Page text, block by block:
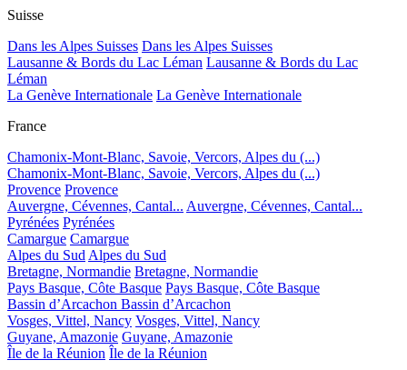
Suisse
Dans les Alpes Suisses Dans les Alpes Suisses
Lausanne & Bords du Lac Léman Lausanne & Bords du Lac
Léman
La Genève Internationale La Genève Internationale
France
Chamonix-Mont-Blanc, Savoie, Vercors, Alpes du (...)
Chamonix-Mont-Blanc, Savoie, Vercors, Alpes du (...)
Provence Provence
Auvergne, Cévennes, Cantal... Auvergne, Cévennes, Cantal...
Pyrénées Pyrénées
Camargue Camargue
Alpes du Sud Alpes du Sud
Bretagne, Normandie Bretagne, Normandie
Pays Basque, Côte Basque Pays Basque, Côte Basque
Bassin d’Arcachon Bassin d’Arcachon
Vosges, Vittel, Nancy Vosges, Vittel, Nancy
Guyane, Amazonie Guyane, Amazonie
Île de la Réunion Île de la Réunion